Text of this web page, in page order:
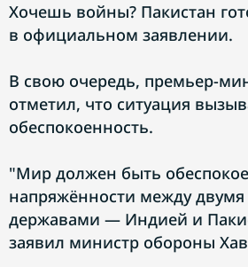
Хочешь войны? Пакистан
в официальном заявлении.
В свою очередь, премьер-
отметил, что ситуация
обеспокоенность.
"Мир должен быть
напряжённости между
державами — Индией и
заявил министр обороны